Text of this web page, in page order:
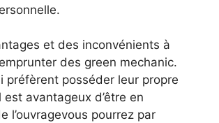
et des inconvénients à
des green mechanic.
préfèrent posséder leur propre
est avantageux d’être en
l’ouvragevous pourrez par